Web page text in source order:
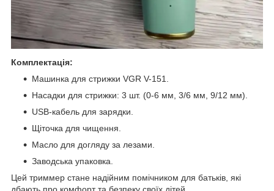
Комплектація:
Машинка для стрижки VGR V-151.
Насадки для стрижки: 3 шт. (0-6 мм, 3/6 мм, 9/12 мм).
USB-кабель для зарядки.
Щіточка для чищення.
Масло для догляду за лезами.
Заводська упаковка.
Цей триммер стане надійним помічником для батьків, які
дбають про комфорт та безпеку своїх дітей.